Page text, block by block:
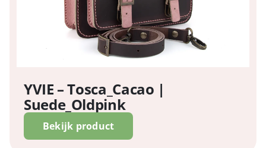
YVIE – Tosca_Cacao |
Suede_Oldpink
Bekijk product